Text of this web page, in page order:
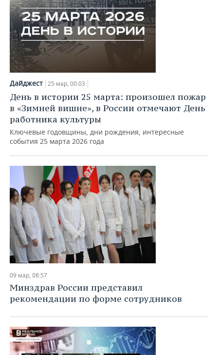
Дайджест 25 мар, 00:03
День в истории 25 марта: произошел пожар
в «Зимней вишне», в России отмечают День
работника культуры
Ключевые годовщины, дни рождения, интересные
события 25 марта 2026 года
09 мар, 08:57
Минздрав России представил
рекомендации по форме сотрудников